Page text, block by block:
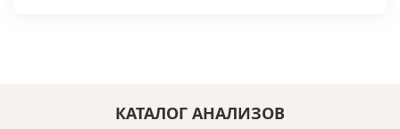
КАТАЛОГ АНАЛИЗОВ